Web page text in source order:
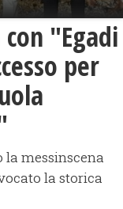
"Egadi
per
la messinscena
la storica